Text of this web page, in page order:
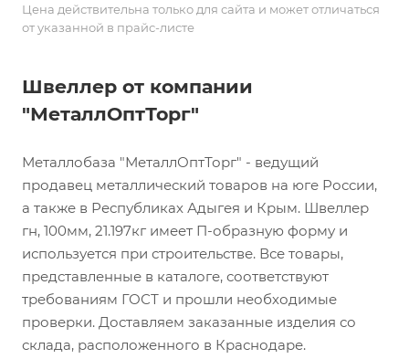
Цена действительна только для сайта и может отличаться
от указанной в прайс-листе
Швеллер от компании
"МеталлОптТорг"
Металлобаза "МеталлОптТорг" - ведущий
продавец металлический товаров на юге России,
а также в Республиках Адыгея и Крым. Швеллер
гн, 100мм, 21.197кг имеет П-образную форму и
используется при строительстве. Все товары,
представленные в каталоге, соответствуют
требованиям ГОСТ и прошли необходимые
проверки. Доставляем заказанные изделия со
склада, расположенного в Краснодаре.